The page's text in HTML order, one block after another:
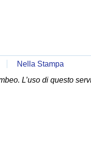
Nella Stampa
L’uso di questo